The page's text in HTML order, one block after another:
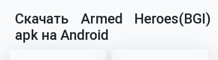
Скачать Armed Heroes(BGI)
apk на Android